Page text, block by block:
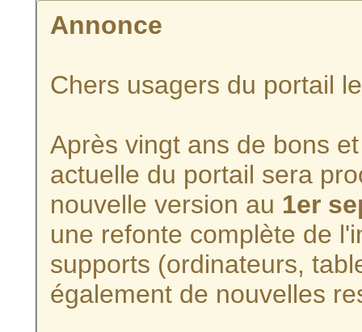
Annonce
Chers usagers du portail
Après vingt ans de bons
actuelle du portail sera
nouvelle version au 1er
une refonte complète de
supports (ordinateurs,
également de nouvelles